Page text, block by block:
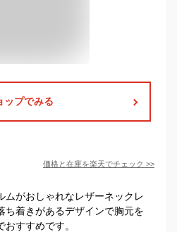
ップでみる
価格と在庫を楽天でチェック >>
ムがおしゃれなレザーネックレ
ち着きがあるデザインで胸元を
すすめです。